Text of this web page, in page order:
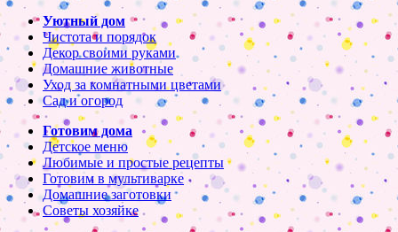
Уютный дом
Чистота и порядок
Декор своими руками
Домашние животные
Уход за комнатными цветами
Сад и огород
Готовим дома
Детское меню
Любимые и простые рецепты
Готовим в мультиварке
Домашние заготовки
Советы хозяйке